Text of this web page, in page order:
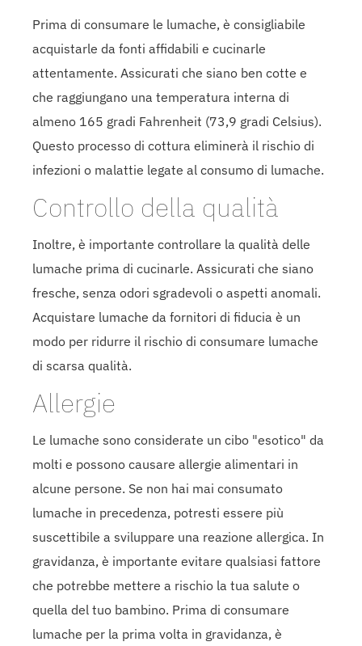
Prima di consumare le lumache, è consigliabile
acquistarle da fonti affidabili e cucinarle
attentamente. Assicurati che siano ben cotte e
che raggiungano una temperatura interna di
almeno 165 gradi Fahrenheit (73,9 gradi Celsius).
Questo processo di cottura eliminerà il rischio di
infezioni o malattie legate al consumo di lumache.
Controllo della qualità
Inoltre, è importante controllare la qualità delle
lumache prima di cucinarle. Assicurati che siano
fresche, senza odori sgradevoli o aspetti anomali.
Acquistare lumache da fornitori di fiducia è un
modo per ridurre il rischio di consumare lumache
di scarsa qualità.
Allergie
Le lumache sono considerate un cibo "esotico" da
molti e possono causare allergie alimentari in
alcune persone. Se non hai mai consumato
lumache in precedenza, potresti essere più
suscettibile a sviluppare una reazione allergica. In
gravidanza, è importante evitare qualsiasi fattore
che potrebbe mettere a rischio la tua salute o
quella del tuo bambino. Prima di consumare
lumache per la prima volta in gravidanza, è